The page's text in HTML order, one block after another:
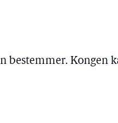
bestemmer. Kongen